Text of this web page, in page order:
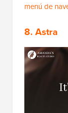
menú de
8. Astra